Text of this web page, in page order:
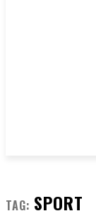
TAG: SPORT